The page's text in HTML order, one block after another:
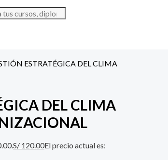
ESTRATÉGICA DEL CLIMA
DEL CLIMA
S/ 120.00El precio actual es: